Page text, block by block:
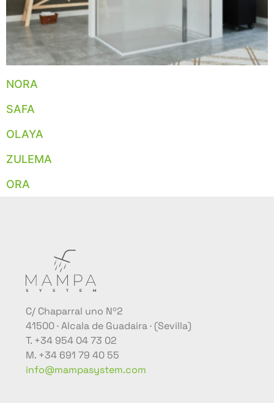
NORA
SAFA
OLAYA
ZULEMA
ORA
C/ Chaparral uno Nº2
41500 · Alcala de Guadaira · (Sevilla)
T. +34 954 04 73 02
M. +34 691 79 40 55
info@mampasystem.com